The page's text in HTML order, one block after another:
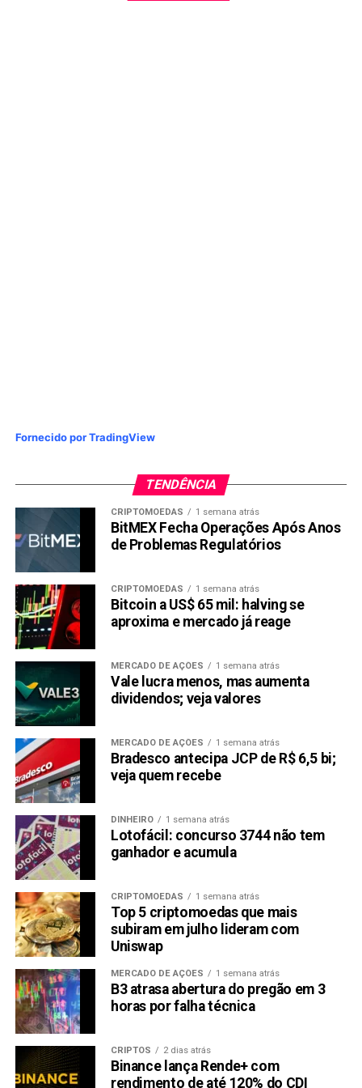
Link
TÓPICOS RELACIONADOS:
PRÓXIMA:
Varejo em alta, Magazine luiza dispara e rompe a
máxima histórica
NÃO PERCA:
Banco Pan quer triplicar sua carteira e se tornar um
banco completo
Fornecido por TradingView
TENDÊNCIA
CRIPTOMOEDAS 1 semana atrás
BitMEX Fecha Operações Após Anos
de Problemas Regulatórios
CRIPTOMOEDAS 1 semana atrás
Bitcoin a US$ 65 mil: halving se
aproxima e mercado já reage
MERCADO DE AÇÕES 1 semana atrás
Vale lucra menos, mas aumenta
dividendos; veja valores
MERCADO DE AÇÕES 1 semana atrás
Bradesco antecipa JCP de R$ 6,5 bi;
veja quem recebe
DINHEIRO 1 semana atrás
Lotofácil: concurso 3744 não tem
ganhador e acumula
CRIPTOMOEDAS 1 semana atrás
Top 5 criptomoedas que mais
subiram em julho lideram com
Uniswap
MERCADO DE AÇÕES 1 semana atrás
B3 atrasa abertura do pregão em 3
horas por falha técnica
CRIPTOS 2 dias atrás
Binance lança Rende+ com
rendimento de até 120% do CDI